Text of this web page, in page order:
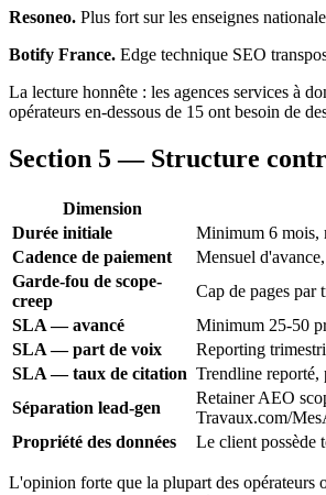
Resoneo. Plus fort sur les enseignes
Botify France. Edge technique SEO
La lecture honnête : les agences services à
opérateurs en-dessous de 15 ont besoin de
Section 5 — Structure
Dimension
Durée initiale
Minimum 6 mois,
Cadence de paiement
Mensuel
Garde-fou de scope-
creep
Cap de pages par
SLA — avancé
Minimum 25-50
SLA — part de voix
Reporting
SLA — taux de citation Trendline reporté,
Séparation lead-gen
Retainer AEO
Travaux.com/
Propriété des données
Le client possède
L'opinion forte que la plupart des opérateurs